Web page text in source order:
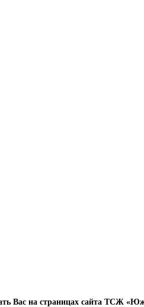
Вас на страницах сайта ТСЖ